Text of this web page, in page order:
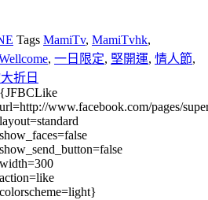
Tags MamiTv, MamiTvhk,
, 一日限定, 堅開運, 情人節,
折日
{JFBCLike
url=http://www.facebook.com/pages/
layout=standard
show_faces=false
show_send_button=false
width=300
action=like
colorscheme=light}